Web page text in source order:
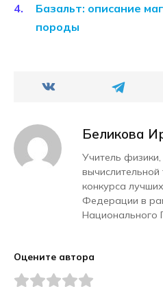
Базальт: описание
породы
Беликова
Учитель
конкурса
Федерации в
Национального
Оцените автора